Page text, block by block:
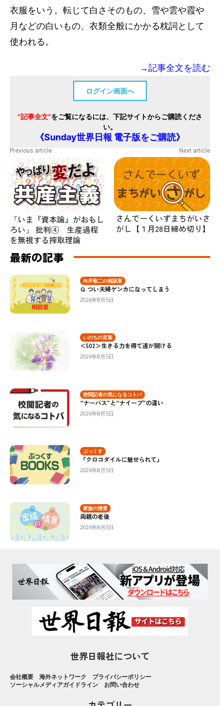
衣服をいう。転じて白さそのもの、雪や雲や霞や
月などの白いもの、衣類全般にかかる枕詞として
使われる。
→記事全文を読む
ログイン画面へ
"記事全文"をご覧になるには、下記サイトからご購読くださ
い。
《Sunday世界日報 電子版をご購読》
Previous article
「いま『資本論』がおもし
ろい」 批判④ 生産過程
を無視する搾取理論
Next article
さんでーくいずまちがいさ
がし【１月28日締め切り】
最新の記事
向井敬二の相談室
Ｑ.つい夫婦ゲンカになってしまう
2026年8月5日
いのちの言葉
＜502＞生きる力を得て道が開ける
2026年8月5日
校閲記者の気になるコトバ
“ナーバス”と“ナイーブ”の違い
2026年8月5日
ぶっくす
『クロコダイルに魅せられて』
2026年8月5日
家族の情景
両親の老後
2026年8月5日
世界日報社について
会社概要 海外ネットワーク
プライバシーポリシー
ソーシャルメディアガイドライン
お問い合わせ